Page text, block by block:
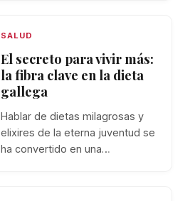
SALUD
El secreto para vivir más:
la fibra clave en la dieta
gallega
Hablar de dietas milagrosas y
elixires de la eterna juventud se
ha convertido en una…